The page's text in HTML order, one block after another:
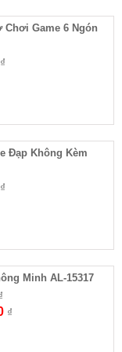
Chơi Game 6 Ngón
Đạp Không Kèm
Minh AL-15317
₫